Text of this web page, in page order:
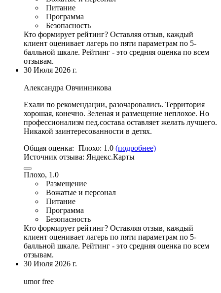
Питание
Программа
Безопасность
Кто формирует рейтинг? Оставляя отзыв, каждый
клиент оценивает лагерь по пяти параметрам по 5-
балльной шкале. Рейтинг - это средняя оценка по всем
отзывам.
30 Июля 2026 г.
Александра Овчинникова
Ехали по рекомендации, разочаровались. Территория
хорошая, конечно. Зеленая и размещение неплохое. Но
профессионализм пед.состава оставляет желать лучшего.
Никакой заинтересованности в детях.
Общая оценка: Плохо: 1.0 (подробнее)
Источник отзыва: Яндекс.Карты
Плохо, 1.0
Размещение
Вожатые и персонал
Питание
Программа
Безопасность
Кто формирует рейтинг? Оставляя отзыв, каждый
клиент оценивает лагерь по пяти параметрам по 5-
балльной шкале. Рейтинг - это средняя оценка по всем
отзывам.
30 Июля 2026 г.
umor free